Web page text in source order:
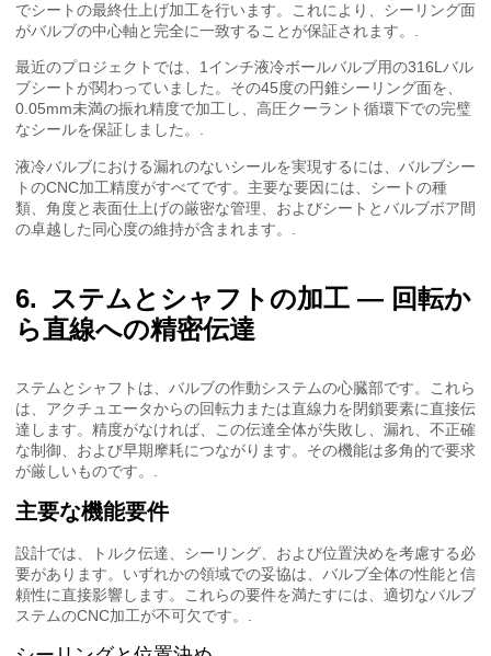
でシートの最終仕上げ加工を行います。これにより、シーリング面
がバルブの中心軸と完全に一致することが保証されます。.
最近のプロジェクトでは、1インチ液冷ボールバルブ用の316Lバル
ブシートが関わっていました。その45度の円錐シーリング面を、
0.05mm未満の振れ精度で加工し、高圧クーラント循環下での完璧
なシールを保証しました。.
液冷バルブにおける漏れのないシールを実現するには、バルブシー
トのCNC加工精度がすべてです。主要な要因には、シートの種
類、角度と表面仕上げの厳密な管理、およびシートとバルブボア間
の卓越した同心度の維持が含まれます。.
ステムとシャフトの加工 — 回転か
ら直線への精密伝達
ステムとシャフトは、バルブの作動システムの心臓部です。これら
は、アクチュエータからの回転力または直線力を閉鎖要素に直接伝
達します。精度がなければ、この伝達全体が失敗し、漏れ、不正確
な制御、および早期摩耗につながります。その機能は多角的で要求
が厳しいものです。.
主要な機能要件
設計では、トルク伝達、シーリング、および位置決めを考慮する必
要があります。いずれかの領域での妥協は、バルブ全体の性能と信
頼性に直接影響します。これらの要件を満たすには、適切なバルブ
ステムのCNC加工が不可欠です。.